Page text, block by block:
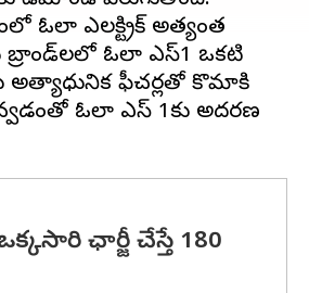
ఓలా ఎలక్ట్రిక్ అత్యంత
బ్రాండ్‌లలో ఓలా ఎస్1 ఒకటి
అత్యాధునిక ఫీచర్లతో కొమాకి
ఓలా ఎస్ 1కు అదరణ
ఛార్జీ చేస్తే 180